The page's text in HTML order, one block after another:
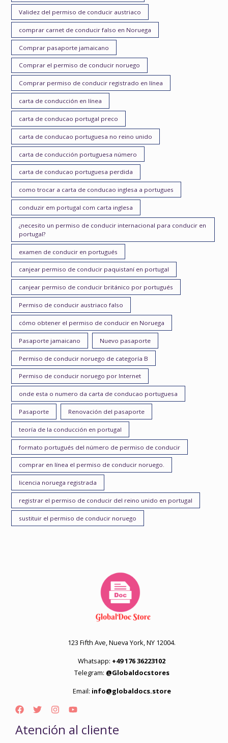
Validez del permiso de conducir austriaco
comprar carnet de conducir falso en Noruega
Comprar pasaporte jamaicano
Comprar el permiso de conducir noruego
Comprar permiso de conducir registrado en línea
carta de conducción en línea
carta de conducao portugal preco
carta de conducao portuguesa no reino unido
carta de conducción portuguesa número
carta de conducao portuguesa perdida
como trocar a carta de conducao inglesa a portugues
conduzir em portugal com carta inglesa
¿necesito un permiso de conducir internacional para conducir en
portugal?
examen de conducir en portugués
canjear permiso de conducir paquistaní en portugal
canjear permiso de conducir británico por portugués
Permiso de conducir austriaco falso
cómo obtener el permiso de conducir en Noruega
Pasaporte jamaicano Nuevo pasaporte
Permiso de conducir noruego de categoría B
Permiso de conducir noruego por Internet
onde esta o numero da carta de conducao portuguesa
Pasaporte Renovación del pasaporte
teoría de la conducción en portugal
formato portugués del número de permiso de conducir
comprar en línea el permiso de conducir noruego.
licencia noruega registrada
registrar el permiso de conducir del reino unido en portugal
sustituir el permiso de conducir noruego
123 Fifth Ave, Nueva York, NY 12004.
Whatsapp: +49 176 36223102
Telegram: @Globaldocstores
Email: info@globaldocs.store
Atención al cliente